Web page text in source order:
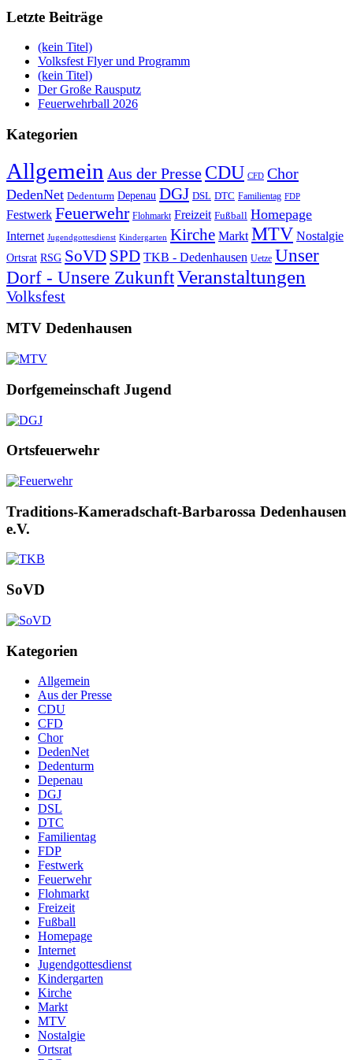
Letzte Beiträge
(kein Titel)
Volksfest Flyer und Programm
(kein Titel)
Der Große Rausputz
Feuerwehrball 2026
Kategorien
Allgemein Aus der Presse CDU CFD Chor
DedenNet Dedenturm Depenau DGJ DSL DTC Familientag FDP
Festwerk Feuerwehr Flohmarkt Freizeit Fußball Homepage
Internet Jugendgottesdienst Kindergarten Kirche Markt MTV Nostalgie
Ortsrat RSG SoVD SPD TKB - Dedenhausen Uetze Unser
Dorf - Unsere ZukunftVeranstaltungen
Volksfest
MTV Dedenhausen
Dorfgemeinschaft Jugend
Ortsfeuerwehr
Traditions-Kameradschaft-Barbarossa Dedenhausen
e.V.
SoVD
Kategorien
Allgemein
Aus der Presse
CDU
CFD
Chor
DedenNet
Dedenturm
Depenau
DGJ
DSL
DTC
Familientag
FDP
Festwerk
Feuerwehr
Flohmarkt
Freizeit
Fußball
Homepage
Internet
Jugendgottesdienst
Kindergarten
Kirche
Markt
MTV
Nostalgie
Ortsrat